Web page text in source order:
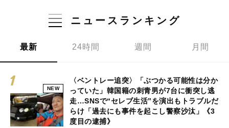
ニュースランキング
最新 24時間 週間 月間
NEW
〈ベントレー追突〉「ぶつかる可能性は分か
っていた」韓国籍の刺青男が7台に衝突し逃
走…SNSで“セレブ生活”を演出もトラブルだ
らけ「過去にも事件を起こし警察沙汰」《3
度目の逮捕》